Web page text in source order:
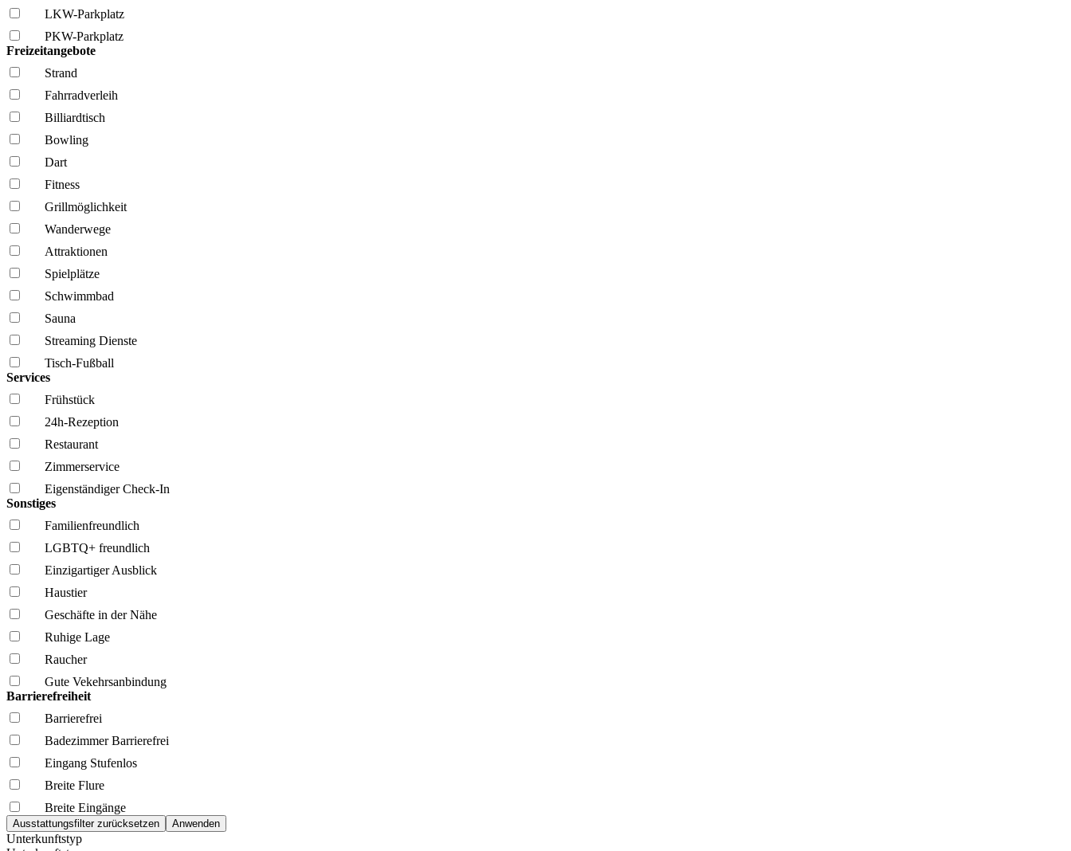
LKW-Parkplatz
PKW-Parkplatz
Freizeitangebote
Strand
Fahrrad­verleih
Billiardtisch
Bowling
Dart
Fitness
Grillmöglich­keit
Wanderwege
Attraktionen
Spielplätze
Schwimmbad
Sauna
Streaming Dienste
Tisch-Fußball
Services
Frühstück
24h-Rezeption
Restaurant
Zimmerservice
Eigenständiger Check-In
Sonstiges
Familien­freundlich
LGBTQ+ freundlich
Einzigartiger Ausblick
Haustier
Geschäfte in der Nähe
Ruhige Lage
Raucher
Gute Vekehrsanbindung
Barrierefreiheit
Barrierefrei
Badezimmer Barrierefrei
Eingang Stufenlos
Breite Flure
Breite Eingänge
Unterkunftstyp